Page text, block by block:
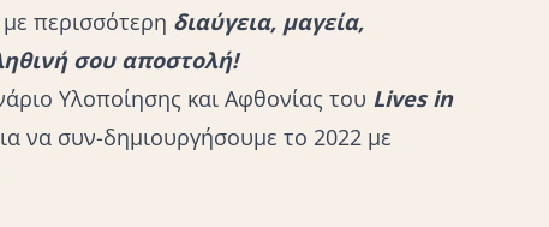
περισσότερη διαύγεια, μαγεία,
σου αποστολή!
Υλοποίησης και Αφθονίας του Lives in
να συν-δημιουργήσουμε το 2022 με